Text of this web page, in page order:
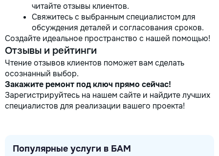
читайте отзывы клиентов.
Свяжитесь с выбранным специалистом для
обсуждения деталей и согласования сроков.
Создайте идеальное пространство с нашей помощью!
Отзывы и рейтинги
Чтение отзывов клиентов поможет вам сделать
осознанный выбор.
Закажите ремонт под ключ прямо сейчас!
Зарегистрируйтесь на нашем сайте и найдите лучших
специалистов для реализации вашего проекта!
Популярные услуги в БАМ